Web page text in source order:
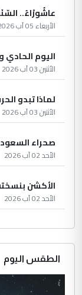
عاشُورْاءُ..
الأربعاء 05 آب 2026
اليوم الحادي
الأثنين 03 آب 2026
لماذا تبدو
الأثنين 03 آب 2026
صحراء
الأحد 02 آب 2026
الأكشن
الأحد 02 آب 2026
الطقس اليوم